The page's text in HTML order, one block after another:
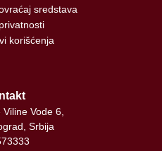
sredstava
korišćenja
Viline Vode 6,
Srbija